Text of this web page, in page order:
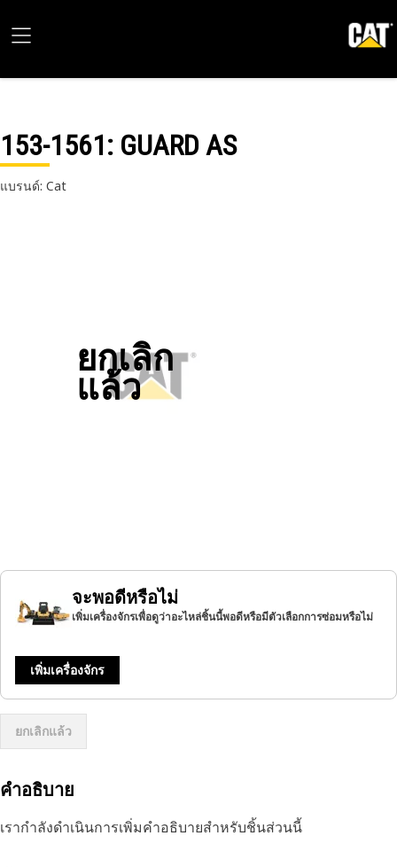
153-1561: GUARD AS
แบรนด์: Cat
ยกเลิก
แล้ว
จะพอดีหรือไม่
เพิ่มเครื่องจักรเพื่อดูว่าอะไหล่ชิ้นนี้พอดีหรือมีตัวเลือกการซ่อมหรือไม่
เพิ่มเครื่องจักร
ยกเลิกแล้ว
คำอธิบาย
เรากำลังดำเนินการเพิ่มคำอธิบายสำหรับชิ้นส่วนนี้